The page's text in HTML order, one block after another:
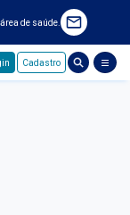
de saúde.
Cadastro